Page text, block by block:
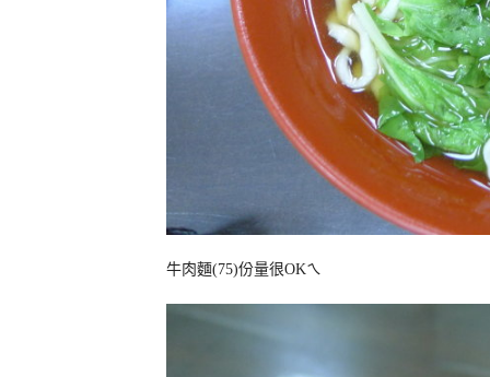
牛肉麵(75)份量很OKㄟ